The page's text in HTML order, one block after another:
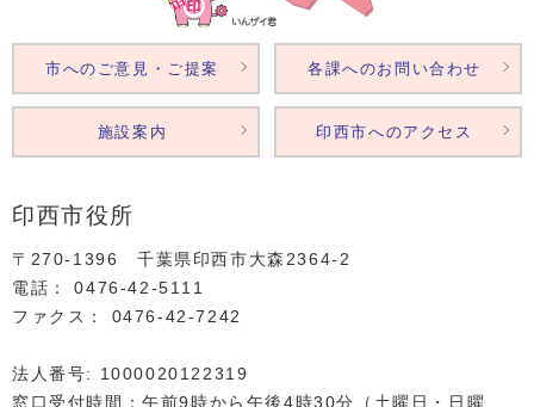
印西市役所
〒270-1396 千葉県印西市大森2364‐2
電話： 0476‐42‐5111
ファクス： 0476‐42‐7242
法人番号: 1000020122319
窓口受付時間：午前9時から午後4時30分（土曜日・日曜
市へのご意見・ご提案 各課へのお問い合わせ
施設案内 印西市へのアクセス